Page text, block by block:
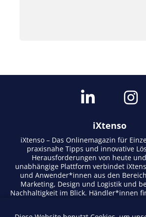
iXtenso
iXtenso – Das Onlinemagazin für
praxisnahe Tipps und innovative
Herausforderungen von heute
unabhängige Plattform verbindet
und Anwender*innen aus den
Marketing, Design und Logistik und
Nachhaltigkeit im Blick. Händler*innen